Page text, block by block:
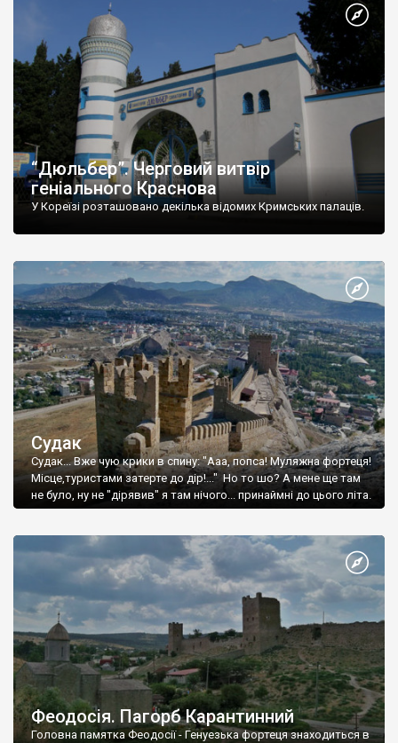
“Дюльбер”. Черговий витвір
геніального Краснова
У Кореїзі розташовано декілька відомих Кримських палаців.
Судак
Судак... Вже чую крики в спину: "Ааа, попса! Муляжна фортеця!
Місце,туристами затерте до дір!..." Но то шо? А мене ще там
не було, ну не "дірявив" я там нічого... принаймні до цього літа.
Феодосія. Пагорб Карантинний
Головна памятка Феодосії - Генуезька фортеця знаходиться в